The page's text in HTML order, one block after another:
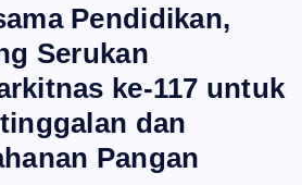
Pendidikan,
Serukan
ke-117 untuk
dan
Pangan